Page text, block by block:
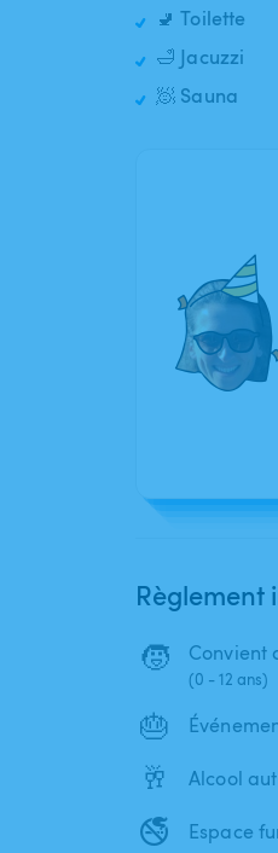
🚽 Toilette
🛁 Jacuzzi
🧖 Sauna
Règlement
🧒 Convient
(0 - 12 ans)
🎂
🥂 Alcool
🚭 Espace